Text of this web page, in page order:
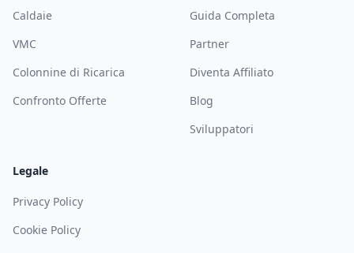
Caldaie
VMC
Colonnine di Ricarica
Confronto Offerte
Guida Completa
Partner
Diventa Affiliato
Blog
Sviluppatori
Legale
Privacy Policy
Cookie Policy